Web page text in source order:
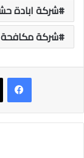
شركة ابادة
شركة